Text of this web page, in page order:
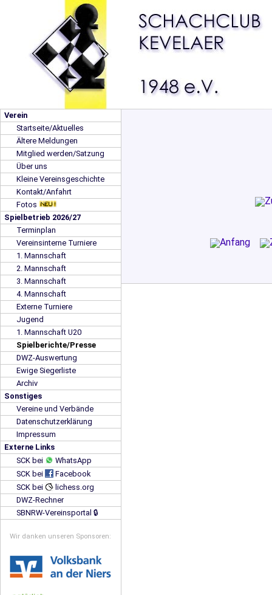
Verein
Startseite/Aktuelles
Ältere Meldungen
Mitglied werden/Satzung
Über uns
Kleine Vereinsgeschichte
Kontakt/Anfahrt
Fotos
Spielbetrieb 2026/27
Terminplan
Vereinsinterne Turniere
1. Mannschaft
2. Mannschaft
3. Mannschaft
4. Mannschaft
Externe Turniere
Jugend
1. Mannschaft U20
Spielberichte/Presse
DWZ-Auswertung
Ewige Siegerliste
Archiv
Sonstiges
Vereine und Verbände
Datenschutzerklärung
Impressum
Externe Links
SCK bei
WhatsApp
SCK bei
Facebook
SCK bei
lichess.org
DWZ-Rechner
SBNRW-Vereinsportal 🔒
Wir danken unseren Sponsoren: